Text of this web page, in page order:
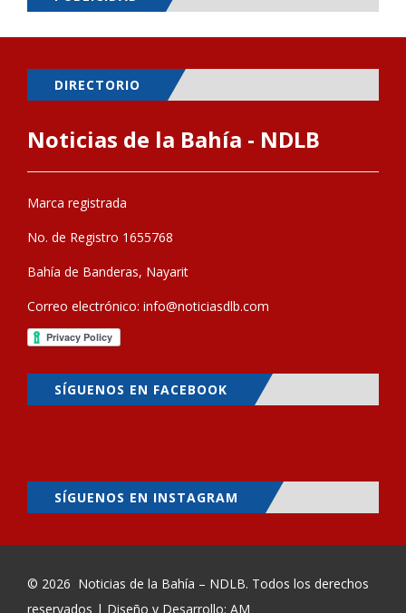
DIRECTORIO
Noticias de la Bahía - NDLB
Marca registrada
No. de Registro 1655768
Bahía de Banderas, Nayarit
Correo electrónico: info@noticiasdlb.com
SÍGUENOS EN FACEBOOK
SÍGUENOS EN INSTAGRAM
© 2026 Noticias de la Bahía – NDLB. Todos los derechos
reservados | Diseño y Desarrollo: AM